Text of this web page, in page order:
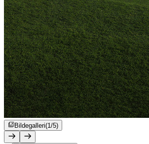
Bildegalleri(1/5)